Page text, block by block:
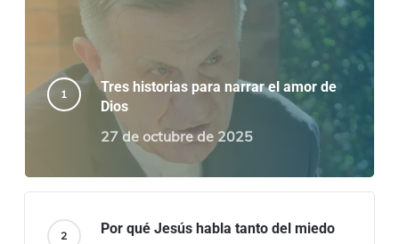
Tres historias para narrar el amor de
Dios
27 de octubre de 2025
Por qué Jesús habla tanto del miedo